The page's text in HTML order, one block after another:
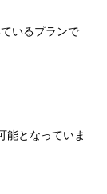
いるプランで
能となっていま